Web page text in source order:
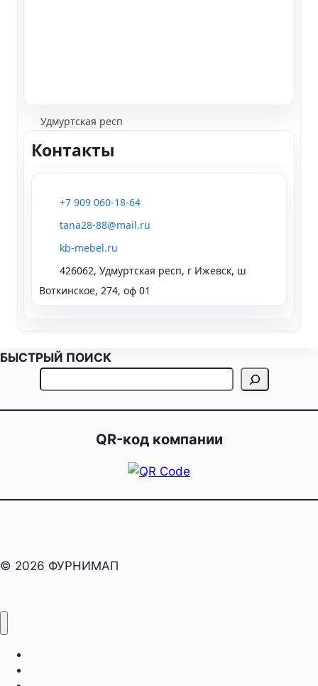
Удмуртская респ
Контакты
+7 909 060-18-64
tana28-88@mail.ru
kb-mebel.ru
426062, Удмуртская респ, г Ижевск, ш
Воткинское, 274, оф 01
БЫСТРЫЙ ПОИСК
QR-код компании
© 2026 ФУРНИМАП